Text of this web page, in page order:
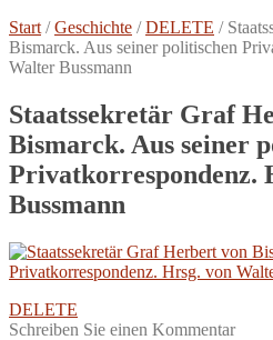
Start /Geschichte /DELETE /
Bismarck. Aus seiner politischen
Walter Bussmann
Staatssekretär Graf
Bismarck. Aus seiner
Privatkorrespondenz.
Bussmann
Beitragsnavigation
Vorheriger
Beitrag:
DELETE
Schreiben Sie einen Kommentar